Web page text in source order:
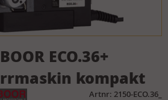
ECO.36+
kompakt
Artnr: 2150-ECO.36_